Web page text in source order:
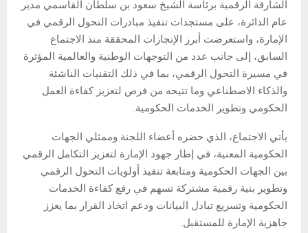
الشارقة الرقمية برئاسة الشيخ سعود بن سلطان القاسمي مدير
عام الدائرة، على مستجدات تنفيذ مبادرات التحول الرقمي في
الإمارة، واستعرضت أبرز الإنجازات المحققة منذ الاجتماع
السابق، إلى جانب عدد من التوجهات الوطنية والعالمية المؤثرة
في مسيرة التحول الرقمي، بما في ذلك التقنيات الناشئة
والذكاء الاصطناعي وما تتيحه من فرص لتعزيز كفاءة العمل
الحكومي وتطوير الخدمات الحكومية.
يأتي الاجتماع، الذي حضره أعضاء اللجنة وممثلي الجهات
الحكومية المعنية، في إطار جهود الإمارة لتعزيز التكامل الرقمي
بين الجهات الحكومية ومتابعة تنفيذ أولويات التحول الرقمي
وتطوير بنية رقمية مشتركة تسهم في رفع كفاءة الخدمات
الحكومية وتسريع تبادل البيانات ودعم اتخاذ القرار بما يعزز
جاهزية الإمارة للمستقبل.